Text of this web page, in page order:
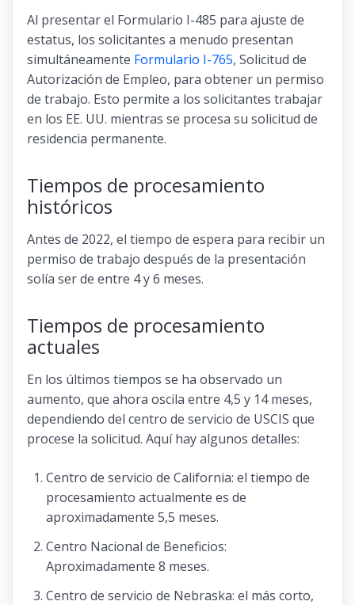
Al presentar el Formulario I-485 para ajuste de
estatus, los solicitantes a menudo presentan
simultáneamente Formulario I-765, Solicitud de
Autorización de Empleo, para obtener un permiso
de trabajo. Esto permite a los solicitantes trabajar
en los EE. UU. mientras se procesa su solicitud de
residencia permanente.
Tiempos de procesamiento
históricos
Antes de 2022, el tiempo de espera para recibir un
permiso de trabajo después de la presentación
solía ser de entre 4 y 6 meses.
Tiempos de procesamiento
actuales
En los últimos tiempos se ha observado un
aumento, que ahora oscila entre 4,5 y 14 meses,
dependiendo del centro de servicio de USCIS que
procese la solicitud. Aquí hay algunos detalles:
Centro de servicio de California: el tiempo de
procesamiento actualmente es de
aproximadamente 5,5 meses.
Centro Nacional de Beneficios:
Aproximadamente 8 meses.
Centro de servicio de Nebraska: el más corto,